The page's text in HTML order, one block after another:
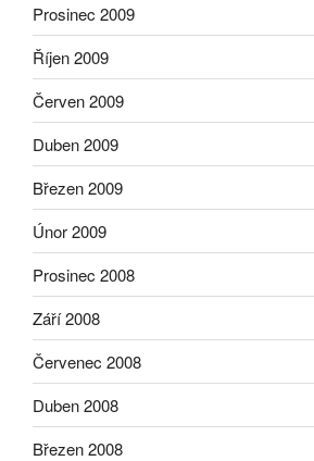
Prosinec 2009
Říjen 2009
Červen 2009
Duben 2009
Březen 2009
Únor 2009
Prosinec 2008
Září 2008
Červenec 2008
Duben 2008
Březen 2008